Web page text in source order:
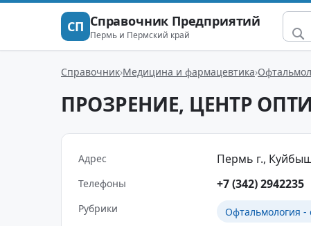
СП Справочник Предприятий
Пермь и Пермский край
Справочник Медицина и фармацевтика
ПРОЗРЕНИЕ, ЦЕНТР
Адрес Пермь г.,
Телефоны +7 (342) 2942235
Рубрики Офтальмология -